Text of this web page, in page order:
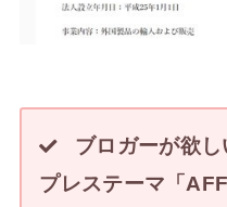
ブロガーが欲
プレステーマ「